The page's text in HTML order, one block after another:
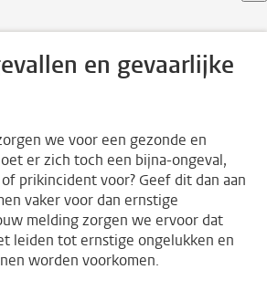
en gevaarlijke
we voor een gezonde en
er zich toch een bijna-ongeval,
prikincident voor? Geef dit dan aan
vaker voor dan ernstige
melding zorgen we ervoor dat
leiden tot ernstige ongelukken en
worden voorkomen.